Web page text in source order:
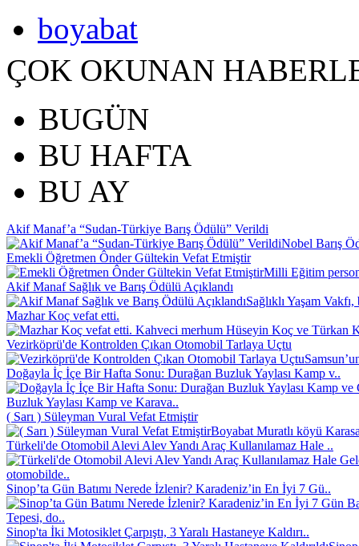
boyabat
ÇOK OKUNAN
BUGÜN
BU HAFTA
BU AY
Akif Manaf’a “Sudan-Türkiye Barış Ödülü” Verildi
Nobel Barış
Emekli Öğretmen Ônder Gültekin Vefat Etmiştir
Milli Eğitim
Akif Manaf Sağlık ve Barış Ödülü Açıklandı
Sağlıklı Yaşam
Mazhar Koç vefat etti.
Kahveci merhum Hüseyin Koç ve Türkan
Vezirköprü'de Kontrolden Çıkan Otomobil Tarlaya Uçtu
Doğayla İç İçe Bir Hafta Sonu: Durağan Buzluk Yaylası Kamp v..
Buzluk Yaylası Kamp ve Karava..
( Sarı ) Süleyman Vural Vefat Etmiştir
Boyabat Muratlı köyü
Türkeli'de Otomobil Alevi Alev Yandı Araç Kullanılamaz Hale ..
otomobilde..
Sinop’ta Gün Batımı Nerede İzlenir? Karadeniz’in En İyi 7 Gü..
Tepesi, do..
Sinop'ta İki Motosiklet Çarpıştı, 3 Yaralı Hastaneye Kaldırı..